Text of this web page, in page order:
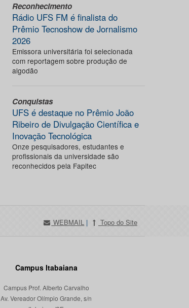
Reconhecimento
Rádio UFS FM é finalista do
Prêmio Tecnoshow de Jornalismo
2026
Emissora universitária foi selecionada
com reportagem sobre produção de
algodão
Conquistas
UFS é destaque no Prêmio João
Ribeiro de Divulgação Científica e
Inovação Tecnológica
Onze pesquisadores, estudantes e
profissionais da universidade são
reconhecidos pela Fapitec
WEBMAIL | Topo do Site
Campus Itabaiana
Campus Prof. Alberto Carvalho
Av. Vereador Olímpio Grande, s/n